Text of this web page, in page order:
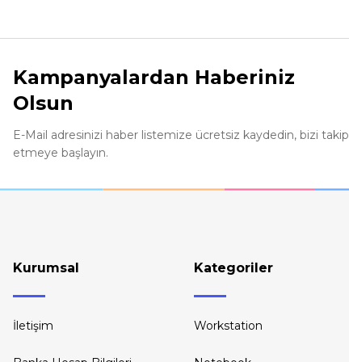
Ürün bilgilerinde hatalar bulunuyor.
Ürün fiyatı diğer sitelerden daha pahalı.
Kampanyalardan Haberiniz
Olsun
E-Mail adresinizi haber listemize ücretsiz kaydedin, bizi takip
etmeye başlayın.
Kurumsal
İletişim
Kategoriler
Workstation